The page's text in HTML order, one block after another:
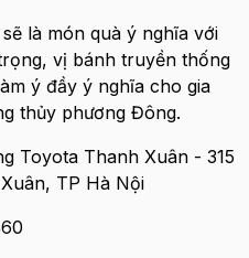
là món quà ý nghĩa với
vị bánh truyền thống
ý đầy ý nghĩa cho gia
thủy phương Đông.
Toyota Thanh Xuân - 315
TP Hà Nội